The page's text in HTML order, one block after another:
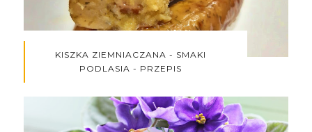
KISZKA ZIEMNIACZANA - SMAKI
PODLASIA - PRZEPIS